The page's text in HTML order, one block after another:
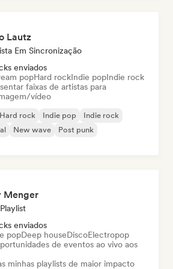
Lautz
Em Sincronização
enviados
popHard rockIndie popIndie rock
faixas de artistas para
vídeo
Hard rock Indie pop
Indie rock
New wave
Post punk
Menger
enviados
popDeep houseDiscoElectropop
de eventos ao vivo aos
minhas playlists de maior impacto